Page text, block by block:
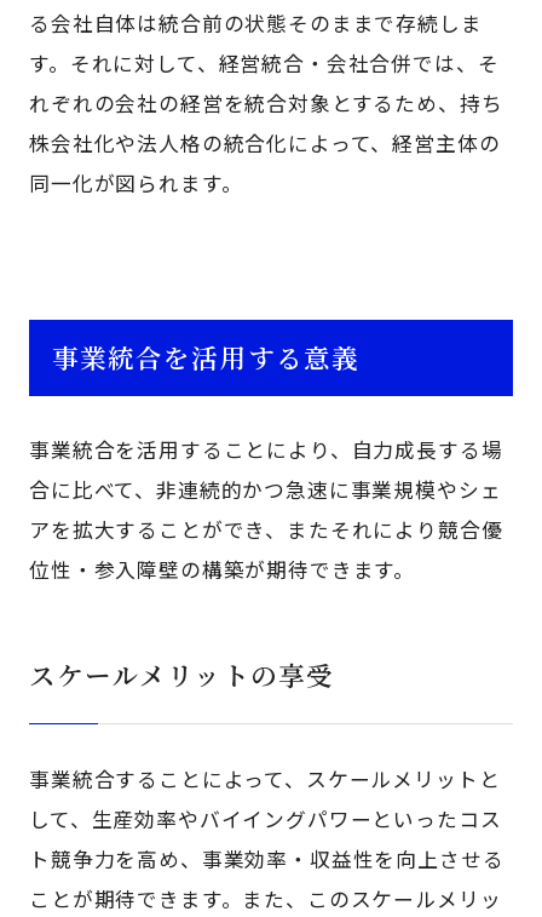
る会社自体は統合前の状態そのままで存続しま
す。それに対して、経営統合・会社合併では、そ
れぞれの会社の経営を統合対象とするため、持ち
株会社化や法人格の統合化によって、経営主体の
同一化が図られます。
事業統合を活用する意義
事業統合を活用することにより、自力成長する場
合に比べて、非連続的かつ急速に事業規模やシェ
アを拡大することができ、またそれにより競合優
位性・参入障壁の構築が期待できます。
スケールメリットの享受
事業統合することによって、スケールメリットと
して、生産効率やバイイングパワーといったコス
ト競争力を高め、事業効率・収益性を向上させる
ことが期待できます。また、このスケールメリッ